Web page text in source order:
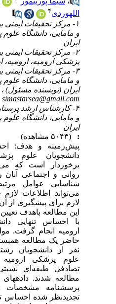
اللهوردی
۱- مرکز تحقیقات ایمنی
و مامایی، دانشگاه علوم
ایران
۲- مرکز تحقیقات ایمنی
پزشکی ارومیه، ارومیه،
۳- مرکز تحقیقات ایمنی
و مامایی، دانشگاه علوم
ایران (نویسنده مسئول) ،
simastarsea@gmail.com
۴- کارشناس ارشد
و مامایی، دانشگاه علوم
ایران
پیش‌زمینه و هدف:
دانشجویان علوم
برخوردار است که
روانی و اجتماعی آنان
شناسایی عوامل
می‌تواند اطلاعات
لازم برای پیشگیری از آن
این مطالعه باهدف
با احساس تنهایی
ارومیه انجام گرفت.
نفر از دانشجویان
علوم پزشکی ارومیه
مطالعه شدند. داده­های
پرسشنامه مشخصات